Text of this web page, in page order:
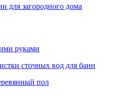
для загородного дома
руками
сточных вод для бани
пол